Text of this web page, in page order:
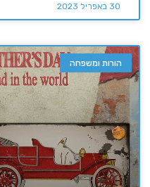
30 באפריל 2023
הורות ומשפחה